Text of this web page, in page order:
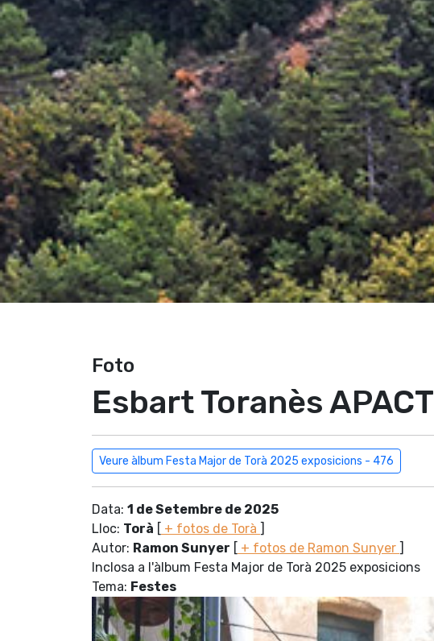
Foto
Esbart Toranès APACT
Veure àlbum Festa Major de Torà 2025 exposicions - 476
Data: 1 de Setembre de 2025
Lloc: Torà [ + fotos de Torà ]
Autor: Ramon Sunyer [ + fotos de Ramon Sunyer ]
Inclosa a l'àlbum Festa Major de Torà 2025 exposicions
Tema: Festes